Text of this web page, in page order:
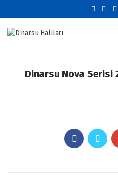
Dinarsu Nova Serisi